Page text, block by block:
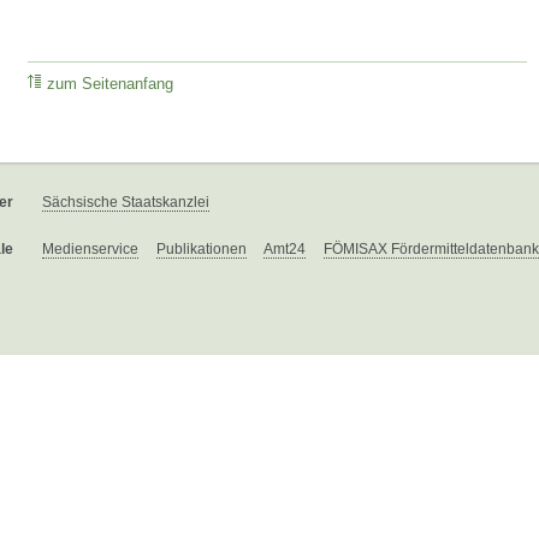
zum Seitenanfang
Sächsische Staatskanzlei
Medienservice Publikationen Amt24 FÖMISAX Fördermitteldatenbank